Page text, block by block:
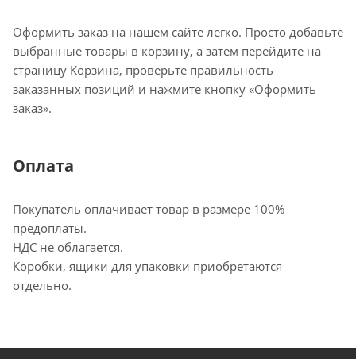
Оформить заказ на нашем сайте легко. Просто добавьте
выбранные товары в корзину, а затем перейдите на
страницу Корзина, проверьте правильность
заказанных позиций и нажмите кнопку «Оформить
заказ».
Оплата
Покупатель оплачивает товар в размере 100%
предоплаты.
НДС не облагается.
Коробки, ящики для упаковки приобретаются
отдельно.